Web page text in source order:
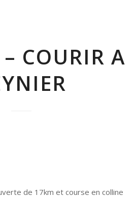
COURIR A
de 17km et course en colline